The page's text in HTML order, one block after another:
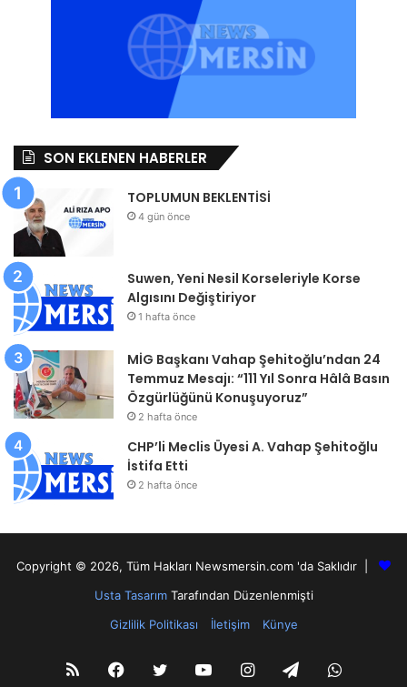
SON EKLENEN HABERLER
TOPLUMUN BEKLENTİSİ
4 gün önce
Suwen, Yeni Nesil Korseleriyle Korse
Algısını Değiştiriyor
1 hafta önce
MİG Başkanı Vahap Şehitoğlu’ndan 24
Temmuz Mesajı: “111 Yıl Sonra Hâlâ Basın
Özgürlüğünü Konuşuyoruz”
2 hafta önce
CHP’li Meclis Üyesi A. Vahap Şehitoğlu
İstifa Etti
2 hafta önce
Copyright © 2026, Tüm Hakları Newsmersin.com 'da Saklıdır |
Usta TasarımTarafından Düzenlenmişti
Gizlilik Politikası
İletişim Künye
RSS Facebook
TwitterYouTubeInstagram
Telegram